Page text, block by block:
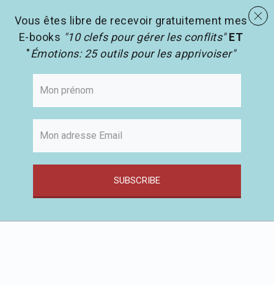
menu Les activités en pédagogie search
Vous êtes libre de recevoir gratuitement mes
E-books "10 clefs pour gérer les conflits" ET
"Émotions: 25 outils pour les apprivoiser"
SUBSCRIBE